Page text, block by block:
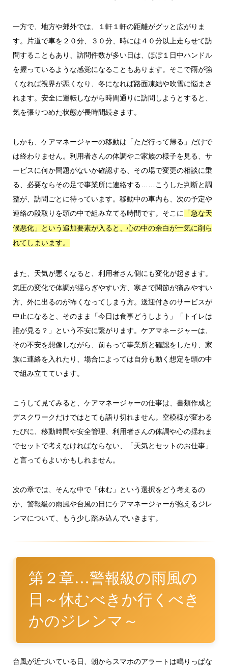
一方で、地方や郊外では、１軒１軒の距離がグッと広がりま
す。片道で車を２０分、３０分、時には４０分以上走らせて訪
問することもあり、訪問件数が多い日は、ほぼ１日中ハンドル
を握っているような感覚になることもあります。そこで雨が強
くなれば視界が悪くなり、冬になれば路面凍結や吹雪に悩まさ
れます。安全に運転しながら時間通りに訪問しようとすると、
気を張りつめた状態が長時間続きます。
しかも、ケアマネージャーの移動は「ただ行って帰る」だけで
は終わりません。利用者さんの体調やご家族の様子を見る、サ
ービスに何か問題がないか確認する、その場で変更の相談に乗
る、必要ならその足で事業所に連絡する……こうした判断と調
整が、訪問ごとに待っています。移動中の車内も、次の予定や
連絡の段取りを頭の中で組み立てる時間です。そこに
「急な天
候悪化」という追加要素が入ると、心の中の余白が一気に削ら
れてしまいます。
また、天気が悪くなると、利用者さん側にも変化が起きます。
気圧の変化で体調が揺らぎやすい方、寒さで関節が痛みやすい
方、外に出るのが怖くなってしまう方。送迎付きのサービスが
中止になると、そのまま「今日は食事どうしよう」「トイレは
誰が見る？」という不安に繋がります。ケアマネージャーは、
その不安を想像しながら、前もって事業所と確認をしたり、家
族に連絡を入れたり、場合によっては自分も動く想定を頭の中
で組み立てています。
こうして見てみると、ケアマネージャーの仕事は、書類作成と
デスクワークだけではとても語り切れません。空模様が変わる
たびに、移動時間や安全管理、利用者さんの体調や心の揺れま
でセットで考えなければならない、「天気とセットのお仕事」
と言ってもよいかもしれません。
次の章では、そんな中で「休む」という選択をどう考えるの
か、警報級の雨風や台風の日にケアマネージャーが抱えるジレ
ンマについて、もう少し踏み込んでいきます。
第２章…警報級の雨風の
日～休むべきか行くべき
かのジレンマ～
台風が近づいている日、朝からスマホのアラートは鳴りっぱな